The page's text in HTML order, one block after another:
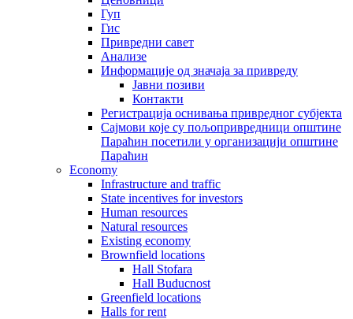
Гуп
Гис
Привредни савет
Aнализе
Информације од значаја за привреду
Јавни позиви
Контакти
Регистрација оснивања привредног субјекта
Сајмови које су пољопривредници општине
Параћин посетили у организацији општине
Параћин
Economy
Infrastructure and traffic
State incentives for investors
Human resources
Natural resources
Existing economy
Brownfield locations
Hall Stofara
Hall Buducnost
Greenfield locations
Halls for rent